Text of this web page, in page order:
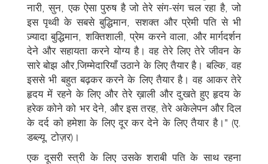
नारी, सुन, एक ऐसा पुरुष है जो तेरे संग-संग चल रहा है, जो
इस पृथ्वी के सबसे बुद्धिमान, सशक्त और प्रेमी पति से भी
ज़्यादा बुद्धिमान, शक्तिशाली, प्रेम करने वाला, और मार्गदर्शन
देने और सहायता करने योग्य है। वह तेरे लिए तेरे जीवन के
सारे बोझ और जि़म्मेदारियाँ उठाने के लिए तैयार है। बल्कि, वह
इससे भी बहुत बढ़कर करने के लिए तैयार है। वह आकर तेरे
हृदय में रहने के लिए और तेरे ख़ाली और दुखते हुए हृदय के
हरेक कोने को भर देने, और इस तरह, तेरे अकेलेपन और दिल
के दर्द को हमेशा के लिए दूर कर देने के लिए तैयार है।" (ए.
डब्ल्यू. टोज़र)।
एक दूसरी स्त्री के लिए उसके शराबी पति के साथ रहना